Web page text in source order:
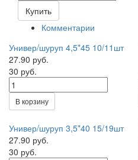
Купить
Комментарии
Универ/шуруп 4,5*45 10/11шт
27.90 руб.
30 руб.
В корзину
Универ/шуруп 3,5*40 15/19шт
27.90 руб.
30 руб.